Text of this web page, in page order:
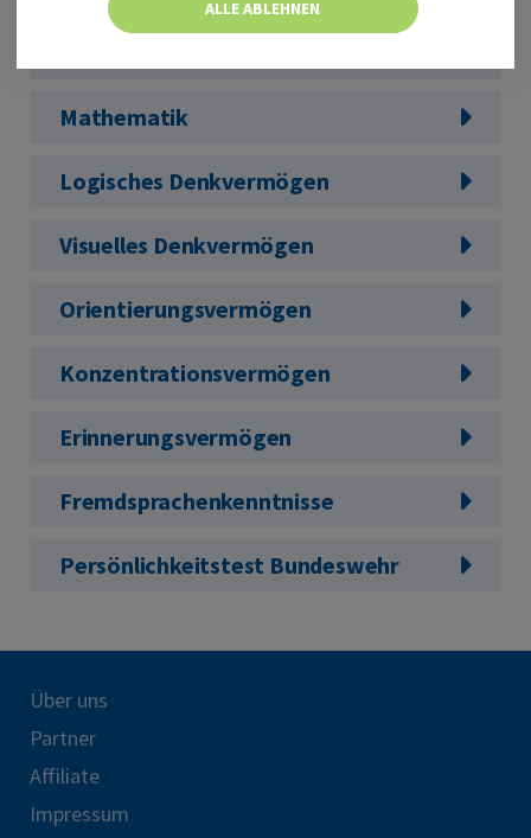
ALLE ABLEHNEN
Mathematik
Logisches Denkvermögen
Visuelles Denkvermögen
Orientierungsvermögen
Konzentrationsvermögen
Erinnerungsvermögen
Fremdsprachenkenntnisse
Persönlichkeitstest Bundeswehr
Über uns
Partner
Affiliate
Impressum